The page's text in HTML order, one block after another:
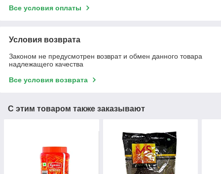
Все условия оплаты
Условия возврата
Законом не предусмотрен возврат и обмен данного товара
надлежащего качества
Все условия возврата
С этим товаром также заказывают